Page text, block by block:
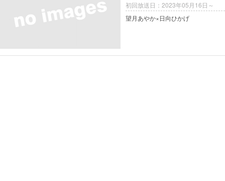
初回放送日：2023年05月16日～
望月あやか×日向ひかげ